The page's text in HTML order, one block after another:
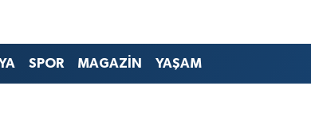
SPOR MAGAZİN YAŞAM